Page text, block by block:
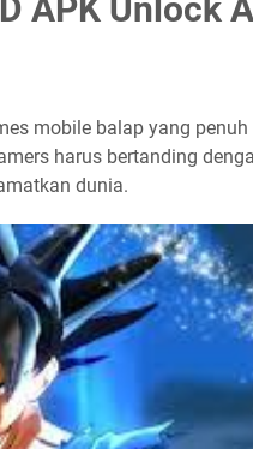
APK Unlock All
mobile balap yang
harus bertanding
dunia.